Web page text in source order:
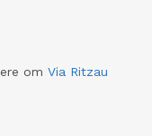
om Via Ritzau